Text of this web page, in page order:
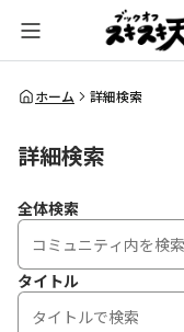
全体検索
ホーム 詳細検索
詳細検索
全体検索
タイトル